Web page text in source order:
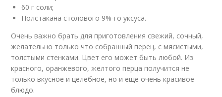
60 г соли;
Полстакана столового 9%-го уксуса.
Очень важно брать для приготовления свежий, сочный,
желательно только что собранный перец, с мясистыми,
толстыми стенками. Цвет его может быть любой. Из
красного, оранжевого, желтого перца получится не
только вкусное и целебное, но и еще очень красивое
блюдо.